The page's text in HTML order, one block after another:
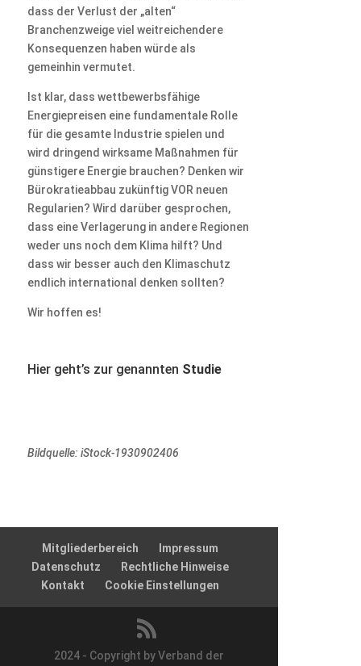
dass der Verlust der „alten“
Branchenzweige viel weitreichendere
Konsequenzen haben würde als
gemeinhin vermutet.
Ist klar, dass wettbewerbsfähige
Energiepreisen eine fundamentale Rolle
für die gesamte Industrie spielen und
wird dringend wirksame Maßnahmen für
günstigere Energie brauchen? Denken wir
Bürokratieabbau zukünftig VOR neuen
Regularien? Wird darüber gesprochen,
dass eine Verlagerung in andere Regionen
weder uns noch dem Klima hilft? Und
dass wir besser auch den Klimaschutz
endlich international denken sollten?
Wir hoffen es!
Hier geht’s zur genannten Studie
Bildquelle: iStock-1930902406
Mitgliederbereich
Impressum
Datenschutz
Rechtliche Hinweise
Kontakt
Cookie Einstellungen
2024 - Copyright by Verband der